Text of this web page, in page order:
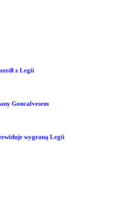
z Legii
Goncalvesem
wygraną Legii